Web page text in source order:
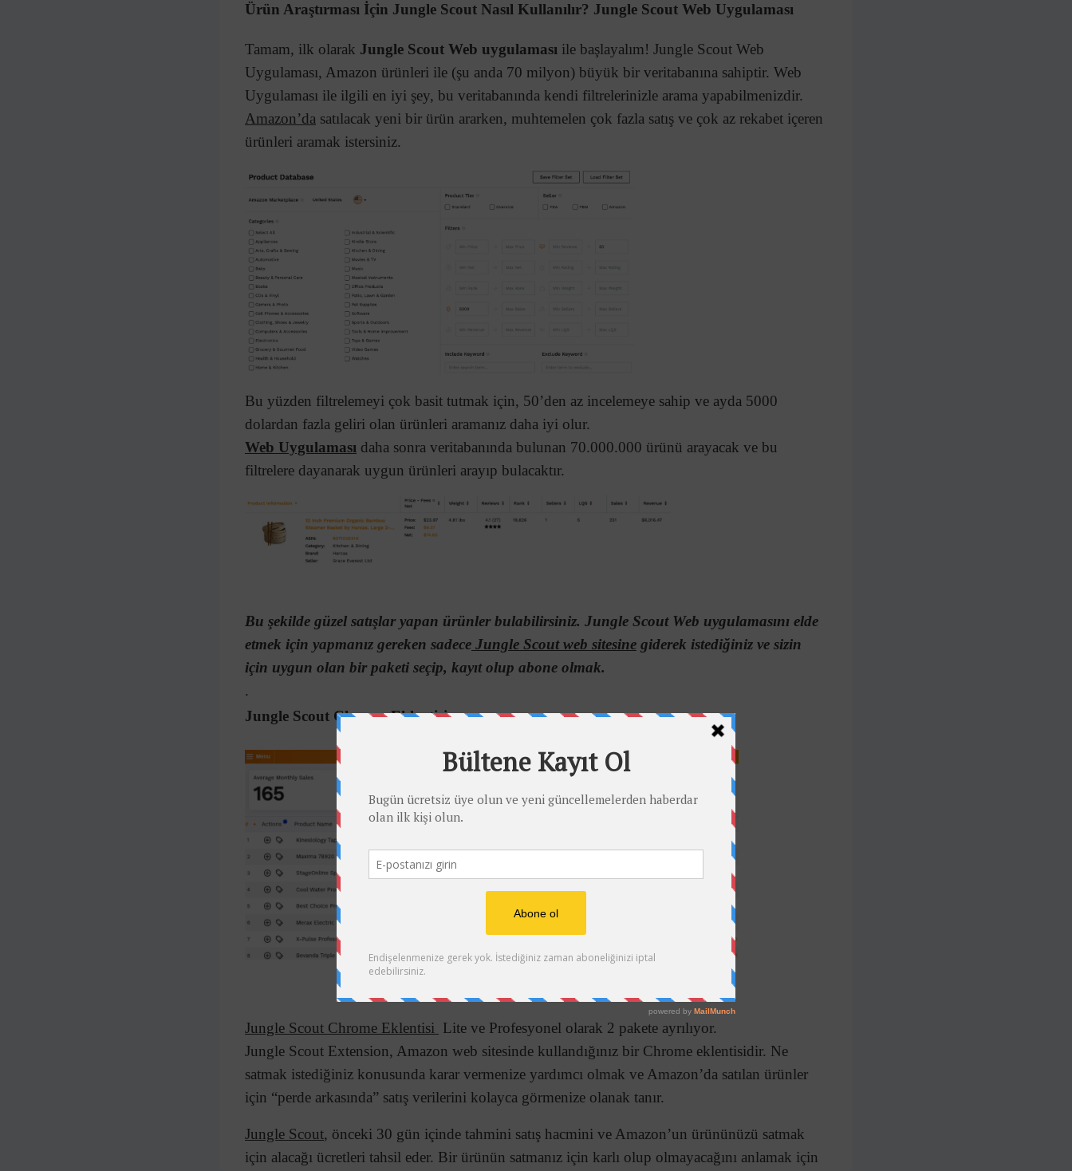
Ürün Araştırması İçin Jungle Scout Nasıl Kullanılır? Jungle Scout Web Uygulaması
Tamam, ilk olarak Jungle Scout Web uygulaması ile başlayalım! Jungle Scout Web
Uygulaması, Amazon ürünleri ile (şu anda 70 milyon) büyük bir veritabanına sahiptir. Web
Uygulaması ile ilgili en iyi şey, bu veritabanında kendi filtrelerinizle arama yapabilmenizdir.
Amazon’da satılacak yeni bir ürün ararken, muhtemelen çok fazla satış ve çok az rekabet içeren
ürünleri aramak istersiniz.
Bu yüzden filtrelemeyi çok basit tutmak için, 50’den az incelemeye sahip ve ayda 5000
dolardan fazla geliri olan ürünleri aramanız daha iyi olur.
Web Uygulaması daha sonra veritabanında bulunan 70.000.000 ürünü arayacak ve bu
filtrelere dayanarak uygun ürünleri arayıp bulacaktır.
Bu şekilde güzel satışlar yapan ürünler bulabilirsiniz. Jungle Scout Web uygulamasını elde
etmek için yapmanız gereken sadece Jungle Scout web sitesine giderek istediğiniz ve sizin
için uygun olan bir paketi seçip, kayıt olup abone olmak.
.
Jungle Scout Chrome Eklentisi
Jungle Scout Chrome Eklentisi Lite ve Profesyonel olarak 2 pakete ayrılıyor.
Jungle Scout Extension, Amazon web sitesinde kullandığınız bir Chrome eklentisidir. Ne
satmak istediğiniz konusunda karar vermenize yardımcı olmak ve Amazon’da satılan ürünler
için “perde arkasında” satış verilerini kolayca görmenize olanak tanır.
Jungle Scout, önceki 30 gün içinde tahmini satış hacmini ve Amazon’un ürününüzü satmak
için alacağı ücretleri tahsil eder. Bir ürünün satmanız için karlı olup olmayacağını anlamak için